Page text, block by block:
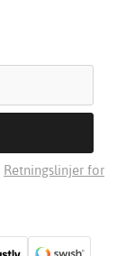
Retningslinjer for